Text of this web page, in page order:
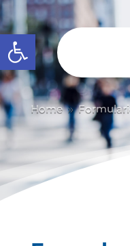
Abrir barra de
Home 9